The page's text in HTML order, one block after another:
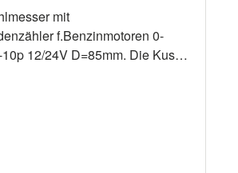
mit
f.Benzinmotoren 0-
12/24V D=85mm. Die Kus